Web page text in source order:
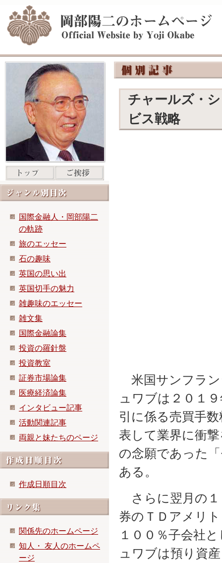
国際金融人・岡部陽二
の軌跡
旅のエッセー
石の趣味
英国の思い出
英国切手の魅力
雑趣味のエッセー
雑文集
国際金融論集
投資の羅針盤
投資教室
証券市場論集
医療経済論集
インタビュー記事
活動関連記事
両親と妹たちのページ
作成日順目次
関係先のホームページ
知人・ 友人のホームペ
ージ
チャールズ・
ビス戦略
米国サンフラン
ュワブは２０１
引に係る売買手
表して業界に衝
の念願であった
ある。
さらに翌月の１
券のＴＤアメリ
１００％子会社
ュワブは預り資